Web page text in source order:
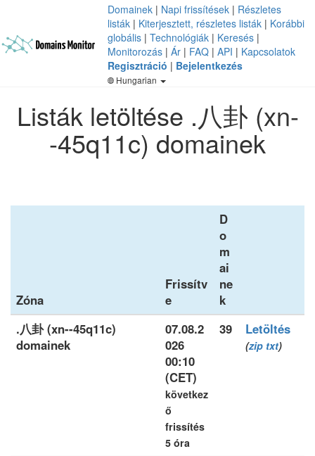
Domainek | Napi frissítések | Részletes
listák | Kiterjesztett, részletes listák | Korábbi
globális | Technológiák | Keresés |
Monitorozás | Ár | FAQ | API | Kapcsolatok
Regisztráció | Bejelentkezés
Hungarian
Listák letöltése .八卦 (xn-
-45q11c) domainek
Zóna
Frissítv
e
D
o
m
ai
ne
k
.八卦 (xn--45q11c)
domainek
07.08.2
026
00:10
(CET)
következ
ő
frissítés
5 óra
39 Letöltés
(zip txt)